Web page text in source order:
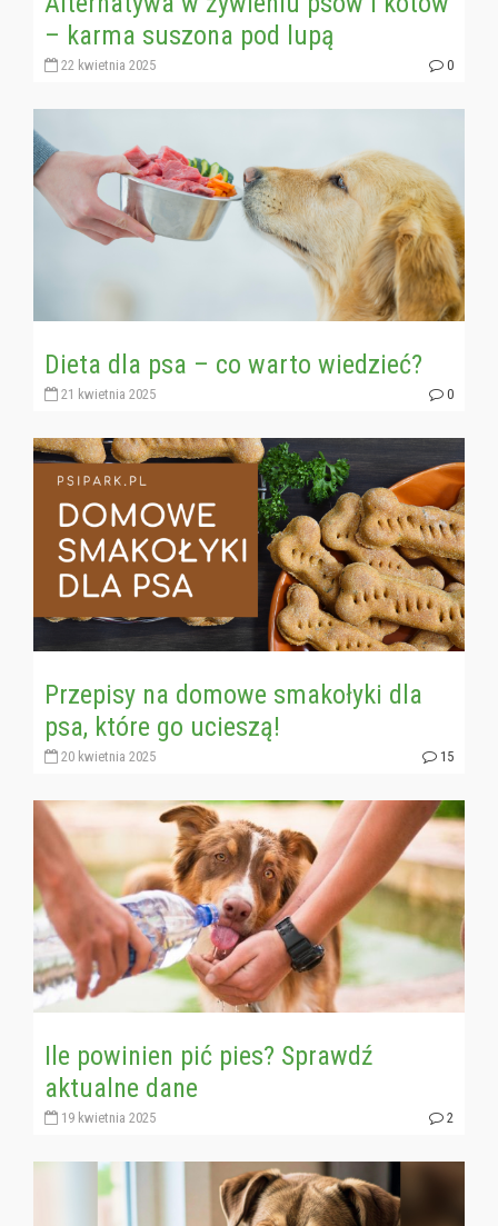
– karma suszona pod lupą
22 kwietnia 2025 0
Dieta dla psa – co warto wiedzieć?
21 kwietnia 2025 0
Przepisy na domowe smakołyki dla
psa, które go ucieszą!
20 kwietnia 2025 15
Ile powinien pić pies? Sprawdź
aktualne dane
19 kwietnia 2025 2